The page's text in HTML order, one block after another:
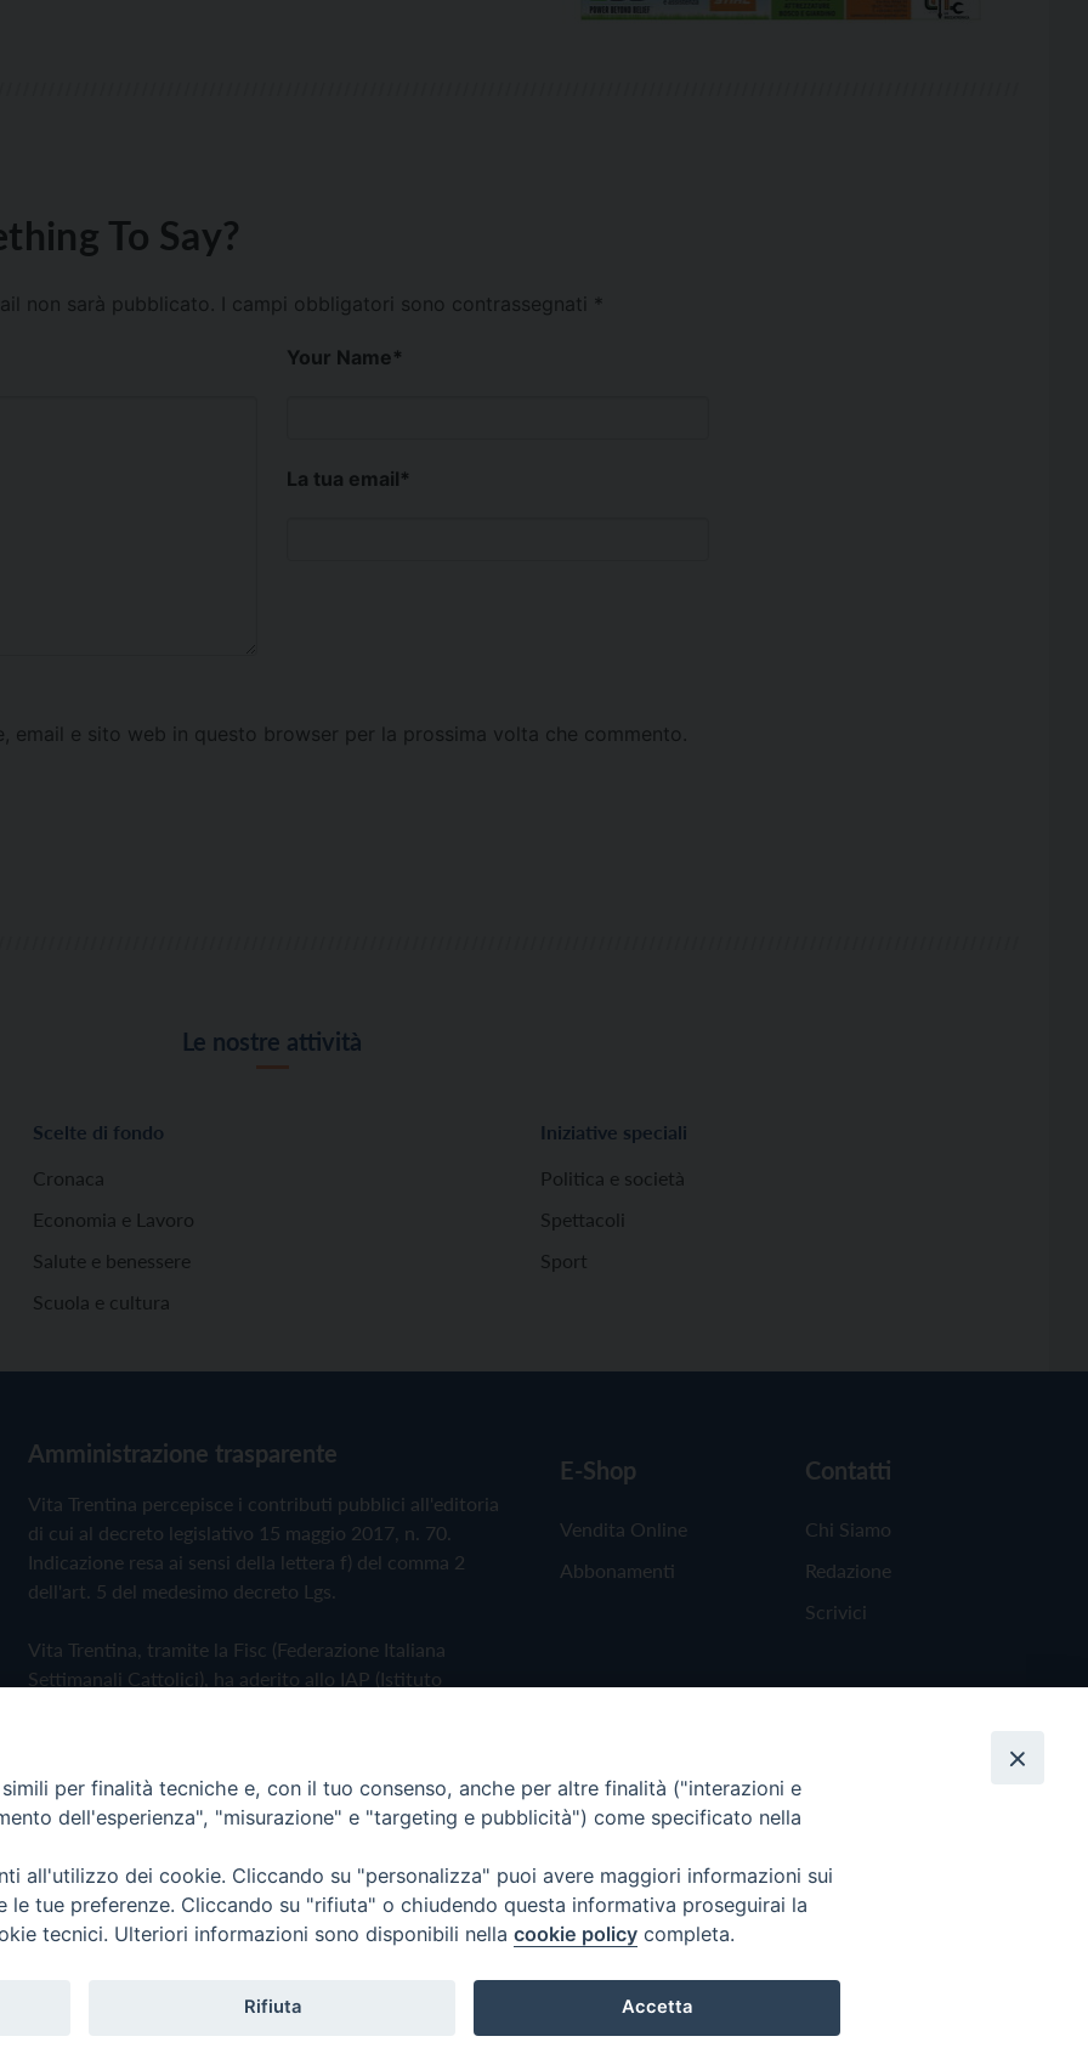
To Say?
non sarà pubblicato. I campi obbligatori sono contrassegnati *
Your Name*
La tua email*
email e sito web in questo browser per la prossima volta che commento.
Le nostre attività
Scelte di fondo
Cronaca
Economia e Lavoro
Salute e benessere
Scuola e cultura
Iniziative speciali
Politica e società
Spettacoli
Sport
Amministrazione trasparente
Vita Trentina percepisce i contributi pubblici all'editoria
di cui al decreto legislativo 15 maggio 2017, n. 70.
Indicazione resa ai sensi della lettera f) del comma 2
dell'art. 5 del medesimo decreto Lgs.
Vita Trentina, tramite la Fisc (Federazione Italiana
Settimanali Cattolici), ha aderito allo IAP (Istituto
Privacy Policy Cookie Policy
E-Shop
Vendita Online
Abbonamenti
Contatti
Chi Siamo
Redazione
Scrivici
Editrice
per finalità tecniche e, con il tuo consenso, anche per altre finalità ("interazioni e
dell'esperienza", "misurazione" e "targeting e pubblicità") come specificato nella
all'utilizzo dei cookie. Cliccando su "personalizza" puoi avere maggiori informazioni sui
le tue preferenze. Cliccando su "rifiuta" o chiudendo questa informativa proseguirai la
tecnici. Ulteriori informazioni sono disponibili nella cookie policy completa.
Rifiuta Accetta